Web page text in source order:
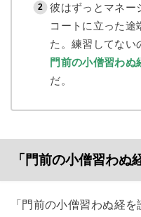
彼はずっとマネー
コートに立った途
た。練習してない
門前の小僧習わぬ
だ。
「門前の小僧習わぬ
「門前の小僧習わぬ経